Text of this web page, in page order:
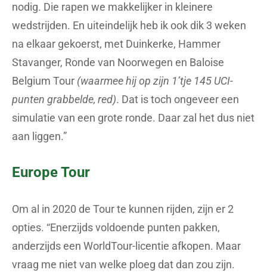
nodig. Die rapen we makkelijker in kleinere
wedstrijden. En uiteindelijk heb ik ook dik 3 weken
na elkaar gekoerst, met Duinkerke, Hammer
Stavanger, Ronde van Noorwegen en Baloise
Belgium Tour (waarmee hij op zijn 1’tje 145 UCI-
punten grabbelde, red). Dat is toch ongeveer een
simulatie van een grote ronde. Daar zal het dus niet
aan liggen.”
Europe Tour
Om al in 2020 de Tour te kunnen rijden, zijn er 2
opties. “Enerzijds voldoende punten pakken,
anderzijds een WorldTour-licentie afkopen. Maar
vraag me niet van welke ploeg dat dan zou zijn.